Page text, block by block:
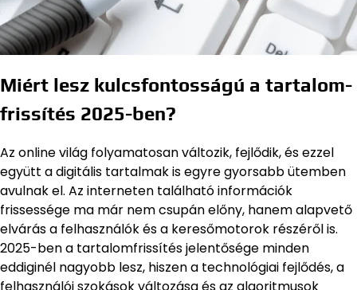
Miért lesz kulcsfontosságú a tartalom-
frissítés 2025-ben?
Az online világ folyamatosan változik, fejlődik, és ezzel
együtt a digitális tartalmak is egyre gyorsabb ütemben
avulnak el. Az interneten található információk
frissessége ma már nem csupán előny, hanem alapvető
elvárás a felhasználók és a keresőmotorok részéről is.
2025-ben a tartalomfrissítés jelentősége minden
eddiginél nagyobb lesz, hiszen a technológiai fejlődés, a